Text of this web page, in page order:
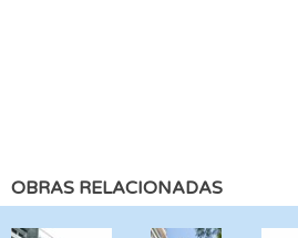
OBRAS RELACIONADAS